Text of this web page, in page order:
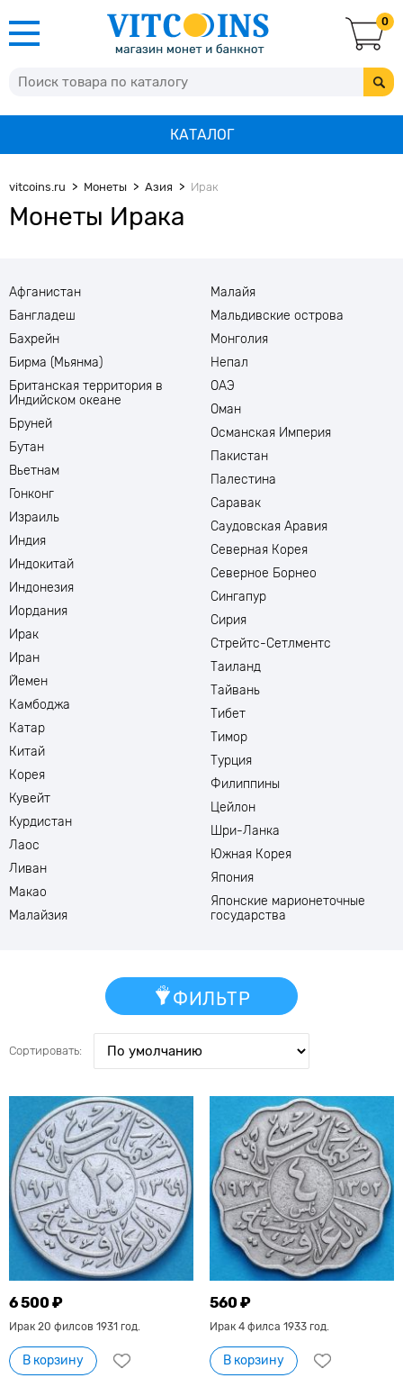
0
КАТАЛОГ
vitcoins.ru Монеты Азия Ирак
Монеты Ирака
Афганистан
Бангладеш
Бахрейн
Бирма (Мьянма)
Британская территория в
Индийском океане
Бруней
Бутан
Вьетнам
Гонконг
Израиль
Индия
Индокитай
Индонезия
Иордания
Ирак
Иран
Йемен
Камбоджа
Катар
Китай
Корея
Кувейт
Курдистан
Лаос
Ливан
Макао
Малайзия
Малайя
Мальдивские острова
Монголия
Непал
ОАЭ
Оман
Османская Империя
Пакистан
Палестина
Саравак
Саудовская Аравия
Северная Корея
Северное Борнео
Сингапур
Сирия
Стрейтс-Сетлментс
Таиланд
Тайвань
Тибет
Тимор
Турция
Филиппины
Цейлон
Шри-Ланка
Южная Корея
Япония
Японские марионеточные
государства
ФИЛЬТР
Сортировать:
6 500 ₽
Ирак 20 филсов 1931 год.
В корзину
560 ₽
Ирак 4 филса 1933 год.
В корзину